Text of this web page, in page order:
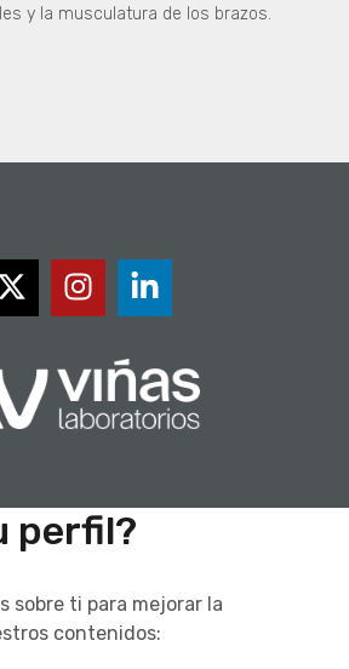
y la musculatura de los brazos.
perfil?
sobre ti para mejorar la
contenidos: